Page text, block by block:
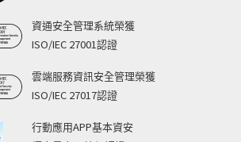
資通安全管理系統榮獲
ISO/IEC 27001認證
雲端服務資訊安全管理榮獲
ISO/IEC 27017認證
行動應用APP基本資安